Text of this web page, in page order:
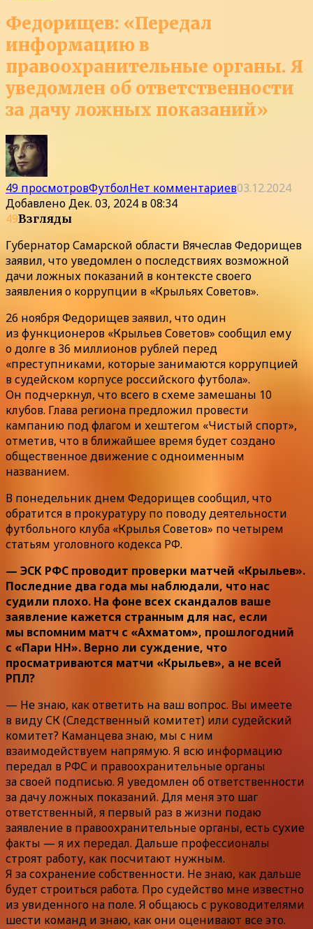
Федорищев: «Передал
информацию в
правоохранительные органы. Я
уведомлен об ответственности
за дачу ложных показаний»
49 просмотровФутболНет комментариев03.12.2024
ДобавленоДек. 03, 2024 в 08:34
49Взгляды
Губернатор Самарской области Вячеслав Федорищев
заявил, что уведомлен о последствиях возможной
дачи ложных показаний в контексте своего
заявления о коррупции в «Крыльях Советов».
26 ноября Федорищев заявил, что один
из функционеров «Крыльев Советов» сообщил ему
о долге в 36 миллионов рублей перед
«преступниками, которые занимаются коррупцией
в судейском корпусе российского футбола».
Он подчеркнул, что всего в схеме замешаны 10
клубов. Глава региона предложил провести
кампанию под флагом и хештегом «Чистый спорт»,
отметив, что в ближайшее время будет создано
общественное движение с одноименным
названием.
В понедельник днем Федорищев сообщил, что
обратится в прокуратуру по поводу деятельности
футбольного клуба «Крылья Советов» по четырем
статьям уголовного кодекса РФ.
— ЭСК РФС проводит проверки матчей «Крыльев».
Последние два года мы наблюдали, что нас
судили плохо. На фоне всех скандалов ваше
заявление кажется странным для нас, если
мы вспомним матч с «Ахматом», прошлогодний
с «Пари НН». Верно ли суждение, что
просматриваются матчи «Крыльев», а не всей
РПЛ?
— Не знаю, как ответить на ваш вопрос. Вы имеете
в виду СК (Следственный комитет) или судейский
комитет? Каманцева знаю, мы с ним
взаимодействуем напрямую. Я всю информацию
передал в РФС и правоохранительные органы
за своей подписью. Я уведомлен об ответственности
за дачу ложных показаний. Для меня это шаг
ответственный, я первый раз в жизни подаю
заявление в правоохранительные органы, есть сухие
факты — я их передал. Дальше профессионалы
строят работу, как посчитают нужным.
Я за сохранение собственности. Не знаю, как дальше
будет строиться работа. Про судейство мне известно
из увиденного на поле. Я общаюсь с руководителями
шести команд и знаю, как они оценивают все это.